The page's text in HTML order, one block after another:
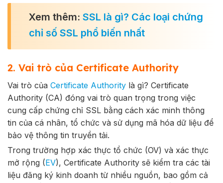
Xem thêm: SSL là gì? Các loại chứng
chỉ số SSL phổ biến nhất
2. Vai trò của Certificate Authority
Vai trò của Certificate Authority là gì? Certificate
Authority (CA) đóng vai trò quan trọng trong việc
cung cấp chứng chỉ SSL bằng cách xác minh thông
tin của cá nhân, tổ chức và sử dụng mã hóa dữ liệu để
bảo vệ thông tin truyền tải.
Trong trường hợp xác thực tổ chức (OV) và xác thực
mở rộng (EV), Certificate Authority sẽ kiểm tra các tài
liệu đăng ký kinh doanh từ nhiều nguồn, bao gồm cả